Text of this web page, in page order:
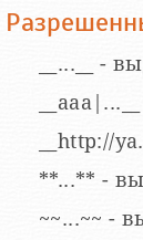
__...__ -
__http://
**...** -
~~...~~ -